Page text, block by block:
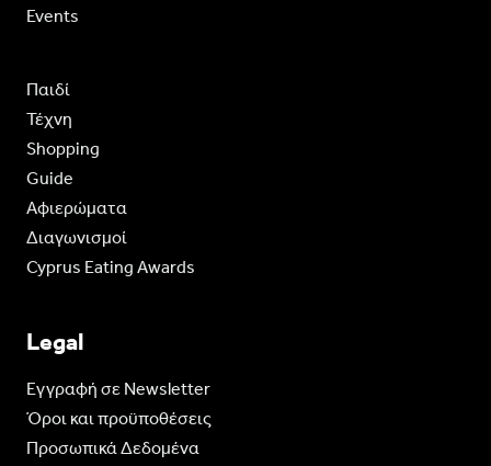
Events
Παιδί
Τέχνη
Shopping
Guide
Aφιερώματα
Διαγωνισμοί
Cyprus Eating Awards
Legal
Eγγραφή σε Newsletter
Όροι και προϋποθέσεις
Προσωπικά Δεδομένα